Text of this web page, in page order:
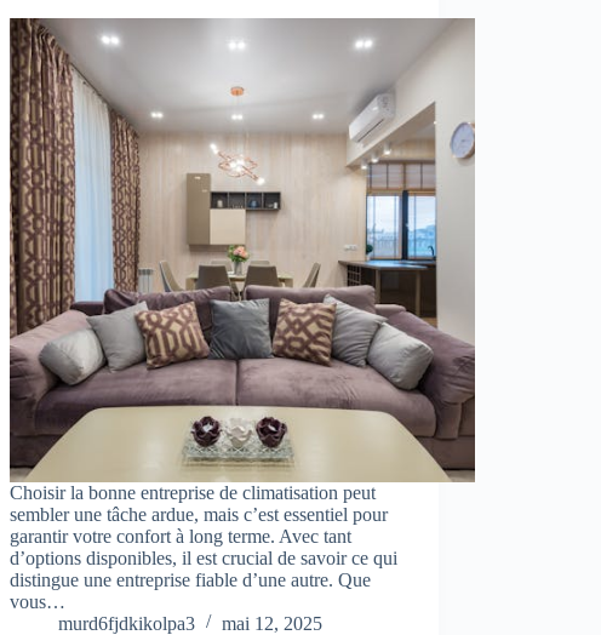
Choisir la bonne entreprise de climatisation peut
sembler une tâche ardue, mais c’est essentiel pour
garantir votre confort à long terme. Avec tant
d’options disponibles, il est crucial de savoir ce qui
distingue une entreprise fiable d’une autre. Que
vous…
murd6fjdkikolpa3
mai 12, 2025